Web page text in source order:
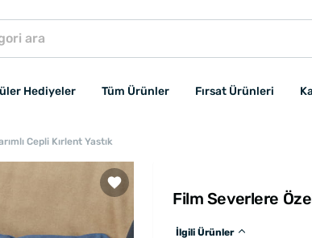
Hediyeler Tüm Ürünler Fırsat Ürünleri
Cepli Kırlent Yastık
Film Severlere
İlgili Ürünler